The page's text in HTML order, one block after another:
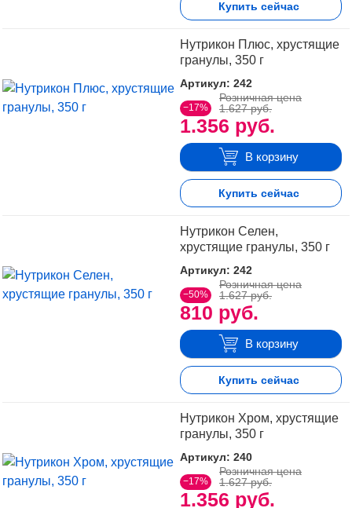
Купить сейчас
Нутрикон Плюс, хрустящие
гранулы, 350 г
Артикул: 242
−17%
1.356 руб.
Розничная цена
1.627 руб.
В корзину
Купить сейчас
Нутрикон Селен,
хрустящие гранулы, 350 г
Артикул: 242
−50%
810 руб.
Розничная цена
1.627 руб.
В корзину
Купить сейчас
Нутрикон Хром, хрустящие
гранулы, 350 г
Артикул: 240
−17%
1.356 руб.
Розничная цена
1.627 руб.